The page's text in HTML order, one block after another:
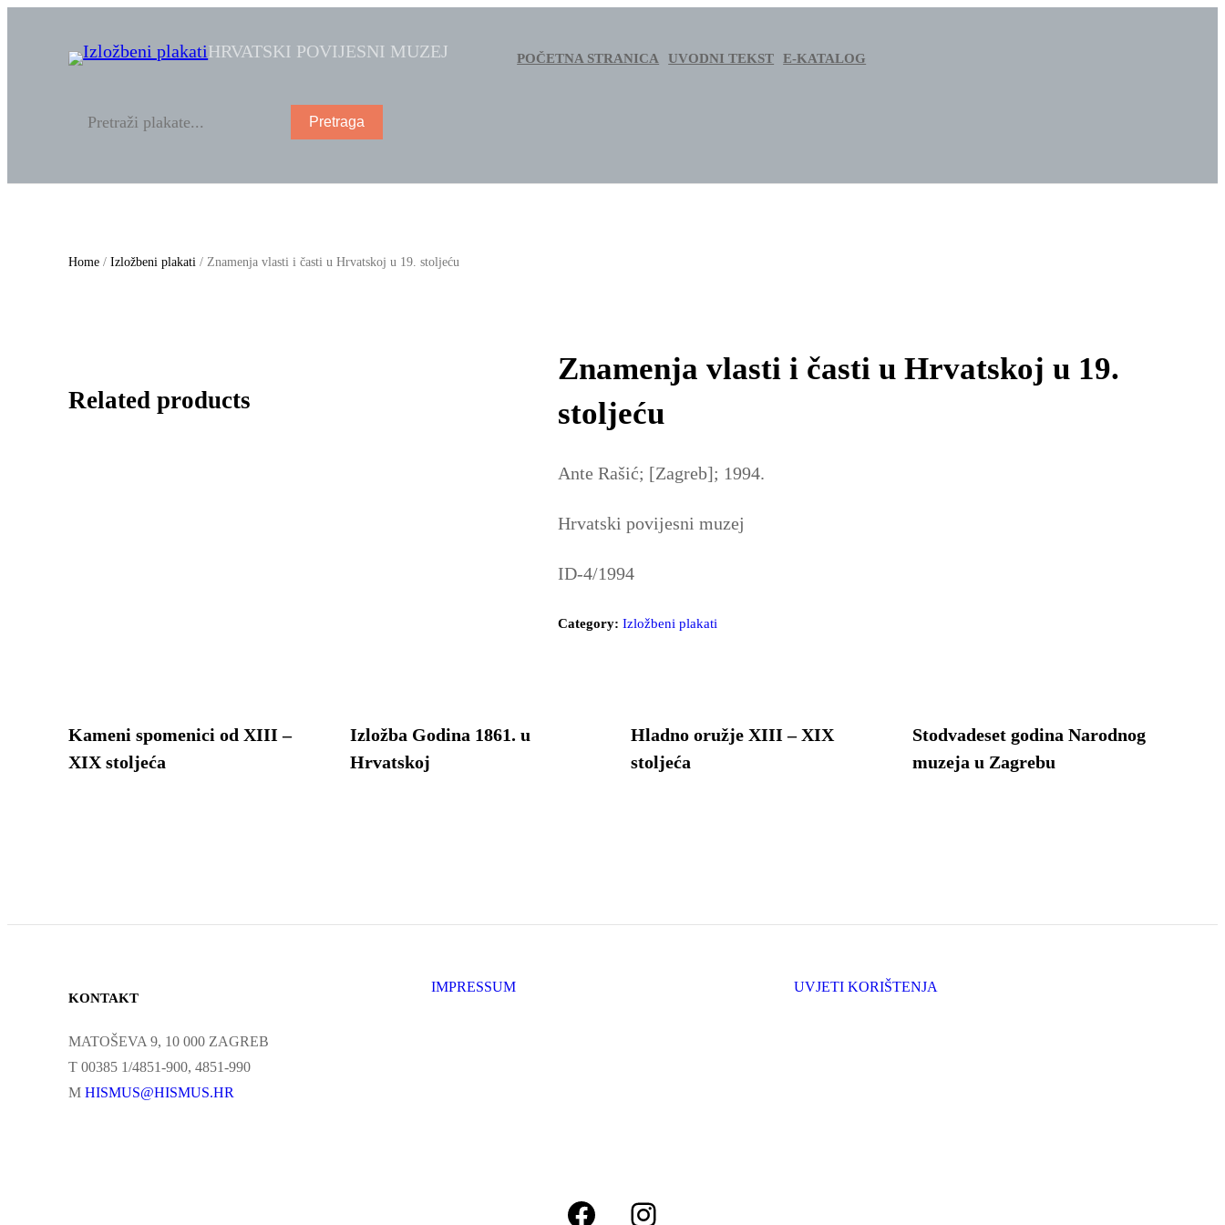
HRVATSKI POVIJESNI MUZEJ POČETNA STRANICA UVODNI TEKST E-KATALOG
Pretraga
Home /Izložbeni plakati / Znamenja vlasti i časti u Hrvatskoj u 19. stoljeću
Znamenja vlasti i časti u Hrvatskoj u 19.
stoljeću
Ante Rašić; [Zagreb]; 1994.
Hrvatski povijesni muzej
ID-4/1994
Category:Izložbeni plakati
Related products
Kameni spomenici od XIII –
XIX stoljeća
Izložba Godina 1861. u
Hrvatskoj
Hladno oružje XIII – XIX
stoljeća
Stodvadeset godina Narodnog
muzeja u Zagrebu
KONTAKT
MATOŠEVA 9, 10 000 ZAGREB
T 00385 1/4851-900, 4851-990
MHISMUS@HISMUS.HR
IMPRESSUM UVJETI KORIŠTENJA